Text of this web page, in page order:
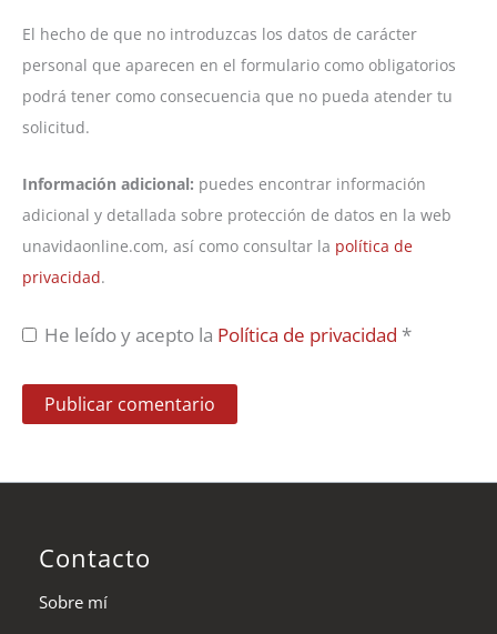
El hecho de que no introduzcas los datos de carácter
personal que aparecen en el formulario como obligatorios
podrá tener como consecuencia que no pueda atender tu
solicitud.
Información adicional: puedes encontrar información
adicional y detallada sobre protección de datos en la web
unavidaonline.com, así como consultar la política de
privacidad.
He leído y acepto la Política de privacidad *
Contacto
Sobre mí